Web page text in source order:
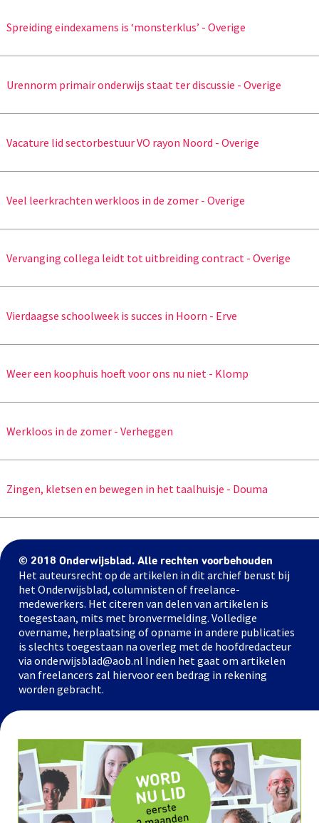
Spreiding eindexamens is ‘monsterklus’ - Overige
Urennorm primair onderwijs staat ter discussie - Overige
Vacature lid sectorbestuur VO rayon Noord - Overige
Veel leerkrachten werkloos in de zomer - Overige
Vervanging collega leidt tot uitbreiding contract - Overige
Vierdaagse schoolweek is succes in Hoorn - Erve
Weer een koophuis hoeft voor ons nu niet - Klomp
Werkloos in de zomer - Verheggen
Zingen, kletsen en bewegen in het taalhuisje - Douma
© 2018 Onderwijsblad. Alle rechten voorbehouden
Het auteursrecht op de artikelen in dit archief berust bij
het Onderwijsblad, columnisten of freelance-
medewerkers. Het citeren van delen van artikelen is
toegestaan, mits met bronvermelding. Volledige
overname, herplaatsing of opname in andere publicaties
is slechts toegestaan na overleg met de hoofdredacteur
via onderwijsblad@aob.nl Indien het gaat om artikelen
van freelancers zal hiervoor een bedrag in rekening
worden gebracht.